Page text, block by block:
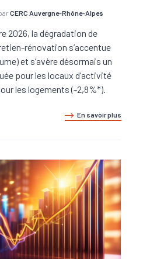
CERC Auvergne-Rhône-Alpes
2026, la dégradation de
rénovation s’accentue
et s’avère désormais un
pour les locaux d’activité
les logements (-2,8%*).
En savoir plus